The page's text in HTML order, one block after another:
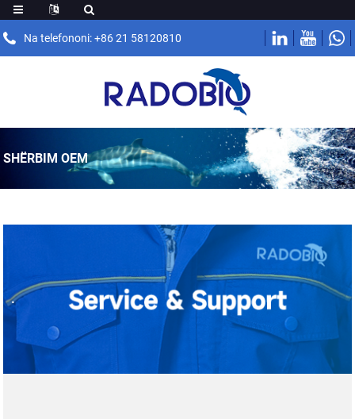
Na telefononi: +86 21 58120810
SHËRBIM OEM
.